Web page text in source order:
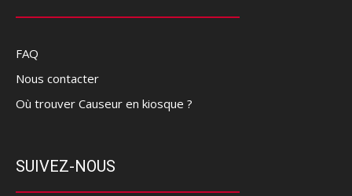
FAQ
Nous contacter
Où trouver Causeur en kiosque ?
SUIVEZ-NOUS